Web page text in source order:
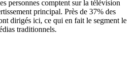
personnes comptent sur la télévision
principal. Près de 37% des
dirigés ici, ce qui en fait le segment le
traditionnels.